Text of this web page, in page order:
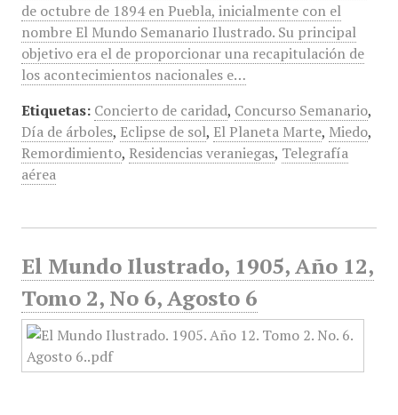
de octubre de 1894 en Puebla, inicialmente con el
nombre El Mundo Semanario Ilustrado. Su principal
objetivo era el de proporcionar una recapitulación de
los acontecimientos nacionales e…
Etiquetas: Concierto de caridad, Concurso Semanario,
Día de árboles, Eclipse de sol, El Planeta Marte, Miedo,
Remordimiento, Residencias veraniegas, Telegrafía
aérea
El Mundo Ilustrado, 1905, Año 12,
Tomo 2, No 6, Agosto 6